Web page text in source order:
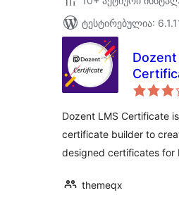
ტესტირებულია:
Dozent
Dozent LMS Certificate
certificate builder to
designed certificates for
themeqx